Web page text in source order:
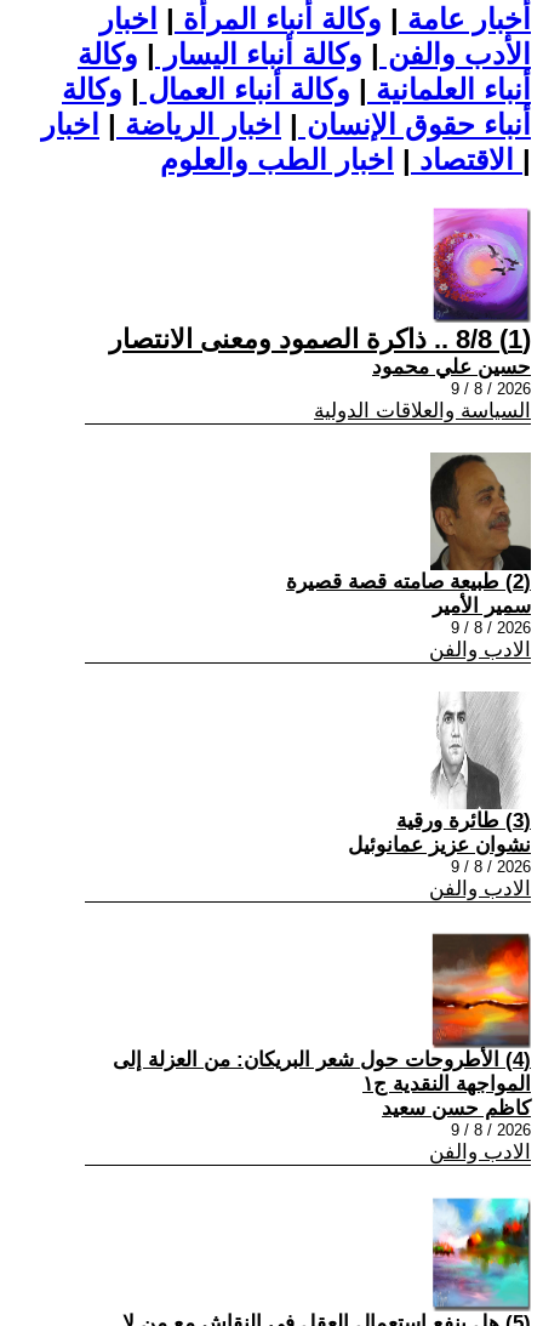
أخبار عامة | وكالة أنباء المرأة | اخبار
الأدب والفن | وكالة أنباء اليسار | وكالة
أنباء العلمانية | وكالة أنباء العمال | وكالة
أنباء حقوق الإنسان | اخبار الرياضة | اخبار
الاقتصاد | |
(1) 8/8 .. ذاكرة الصمود ومعنى الانتصار
حسين علي محمود
2026 / 8 / 9
السياسة والعلاقات الدولية
(2) طبيعة صامته قصة قصيرة
سمير الأمير
2026 / 8 / 9
الادب والفن
(3) طائرة ورقية
نشوان عزيز عمانوئيل
2026 / 8 / 9
الادب والفن
(4) الأطروحات حول شعر البريكان: من العزلة إلى
المواجهة النقدية ج١
كاظم حسن سعيد
2026 / 8 / 9
الادب والفن